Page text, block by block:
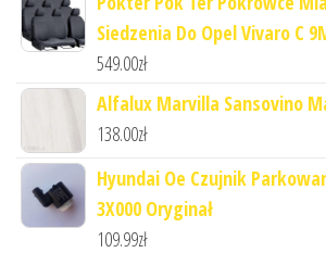
Siedzenia Do Opel Vivaro C
549.00zł
Alfalux Marvilla Sansovino
138.00zł
Hyundai Oe Czujnik
3X000 Oryginał
109.99zł